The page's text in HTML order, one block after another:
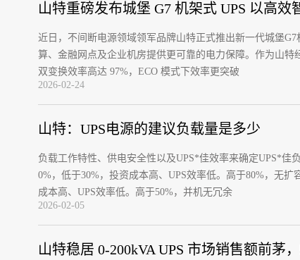
山特重磅发布城堡 G7 机架式 UPS 以高
近日，不间断电源领域领军品牌山特正式推出新一代城堡
算、金融网点及企业机房提供更可靠的电力保障。作为山特
双变换效率高达 97%，ECO 模式下效率更突破
2026-02-24
山特：UPS电源的建议负载量是多少
负载工作特性、供电安全性以及UPS*佳效率来确定UPS*佳
0%，低于30%，投资成本高、UPS效率低。高于80%，无
成本高、UPS效率低。高于50%，并机无冗余
2026-02-05
山特稳居 0-200kVA UPS 市场销售额前茅